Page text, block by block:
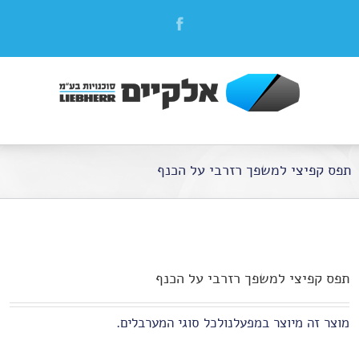
תפס קפיצי למשפך רזרבי על הכנף
תפס קפיצי למשפך רזרבי על הכנף
מוצר זה מיוצר במפעלנולכל סוגי המערבלים.